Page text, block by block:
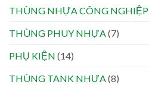
THÙNG NHỰA CÔNG NGHIỆP
THÙNG PHUY NHỰA (7)
PHỤ KIỆN (14)
THÙNG TANK NHỰA (8)